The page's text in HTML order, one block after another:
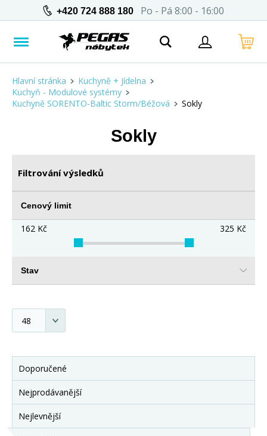
+420 724 888 180 Po - Pá 8:00 - 16:00
Hlavní stránka
Kuchyně + Jídelna
Kuchyň - Modulové systémy
Kuchyně SORENTO-Baltic Storm/Béžová
Sokly
Sokly
Filtrování výsledků
Cenový limit
162 Kč 325 Kč
Stav
Doporučené
Nejprodávanější
Nejlevnější